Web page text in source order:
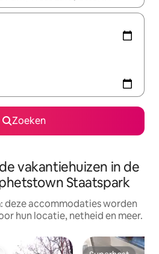
Zoeken
vakantiehuizen in de
Staatspark
deze accommodaties worden
hun locatie, netheid en meer.